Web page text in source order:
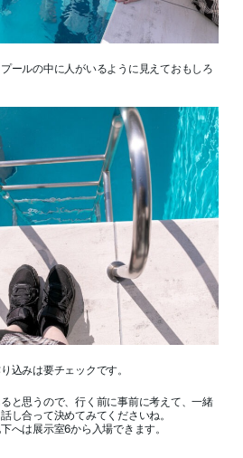
ールの中に人がいるように見えておもしろ
込みは要チェックです。
と思うので、行く前に事前に考えて、一緒
し合って決めてみてくださいね。
へは展示室6から入場できます。